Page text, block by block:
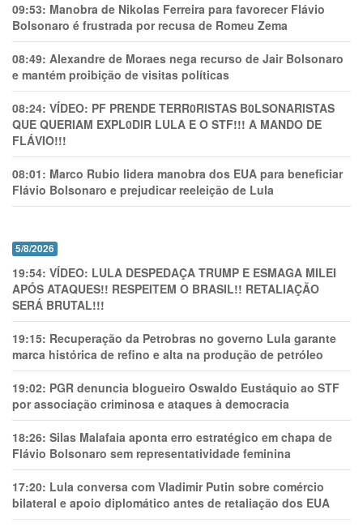
09:53: Manobra de Nikolas Ferreira para favorecer Flávio
Bolsonaro é frustrada por recusa de Romeu Zema
08:49: Alexandre de Moraes nega recurso de Jair Bolsonaro
e mantém proibição de visitas políticas
08:24: VÍDEO: PF PRENDE TERR0RlSTAS B0LSONARlSTAS
QUE QUERIAM EXPL0DlR LULA E O STF!!! A MANDO DE
FLÁVIO!!!
08:01: Marco Rubio lidera manobra dos EUA para beneficiar
Flávio Bolsonaro e prejudicar reeleição de Lula
5/8/2026
19:54: VÍDEO: LULA DESPEDAÇA TRUMP E ESMAGA MILEI
APÓS ATAQUES!! RESPEITEM O BRASIL!! RETALIAÇÃO
SERÁ BRUTAL!!!
19:15: Recuperação da Petrobras no governo Lula garante
marca histórica de refino e alta na produção de petróleo
19:02: PGR denuncia blogueiro Oswaldo Eustáquio ao STF
por associação criminosa e ataques à democracia
18:26: Silas Malafaia aponta erro estratégico em chapa de
Flávio Bolsonaro sem representatividade feminina
17:20: Lula conversa com Vladimir Putin sobre comércio
bilateral e apoio diplomático antes de retaliação dos EUA